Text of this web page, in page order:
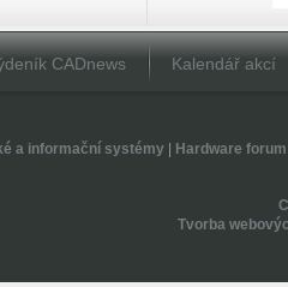
CADnews Kalendář akcí
a informační systémy| Hardware forum
Tvorba